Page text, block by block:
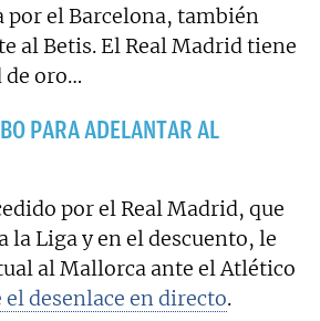
por el Barcelona, también
al Betis. El Real Madrid tiene
de oro…
PARA ADELANTAR AL
por el Real Madrid, que
la Liga y en el descuento, le
al Mallorca ante el Atlético
el desenlace en directo.